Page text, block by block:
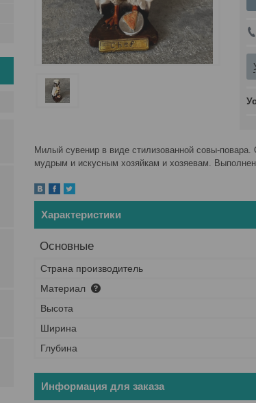
Милый сувенир в виде стилизованной совы-
мудрым и искусным хозяйкам и хозяевам.
Характеристики
Основные
Страна производитель
Материал
Высота
Ширина
Глубина
Информация для заказа